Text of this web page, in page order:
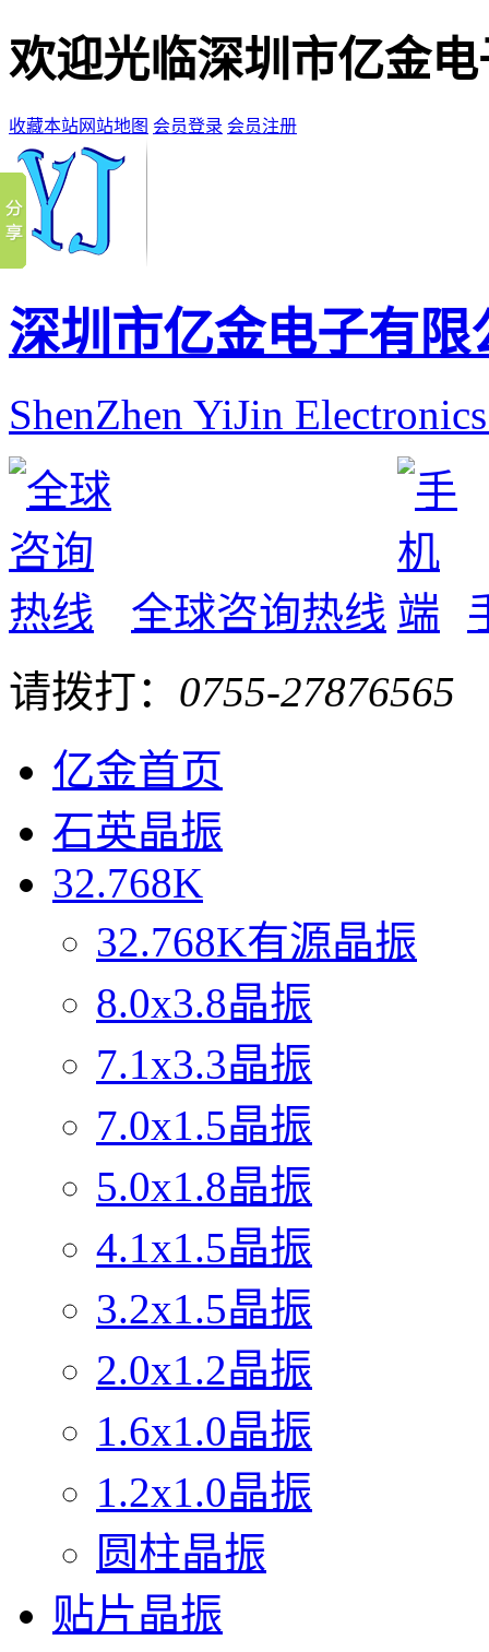
欢迎光临深圳市亿金
收藏本站网站地图 会员登录 会员注册
深圳市亿金电子有限
ShenZhen YiJin
全球咨询热线
请拨打： 0755-27876565
亿金首页
石英晶振
32.768K
32.768K有源晶振
8.0x3.8晶振
7.1x3.3晶振
7.0x1.5晶振
5.0x1.8晶振
4.1x1.5晶振
3.2x1.5晶振
2.0x1.2晶振
1.6x1.0晶振
1.2x1.0晶振
圆柱晶振
贴片晶振